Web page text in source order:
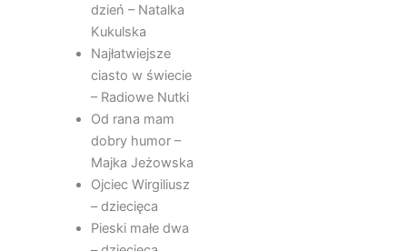
dzień – Natalka
Kukulska
Najłatwiejsze
ciasto w świecie
– Radiowe Nutki
Od rana mam
dobry humor –
Majka Jeżowska
Ojciec Wirgiliusz
– dziecięca
Pieski małe dwa